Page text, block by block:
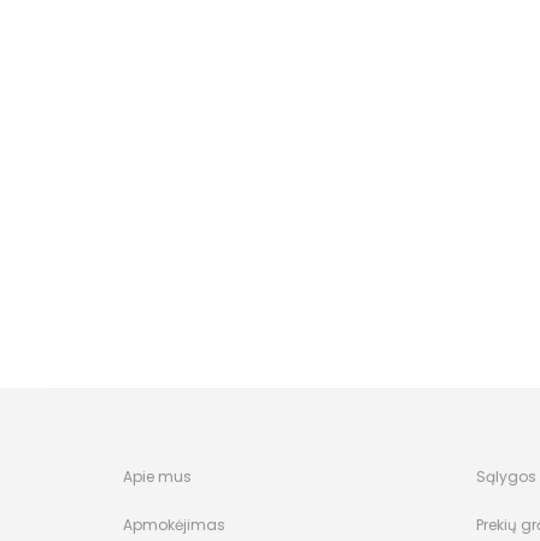
Apie mus
Apmokėjimas
Sąlygos
Prekių